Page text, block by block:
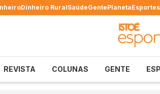
Dinheiro RuralSaúdeGentePlanetaEsportes
REVISTA COLUNAS GENTE